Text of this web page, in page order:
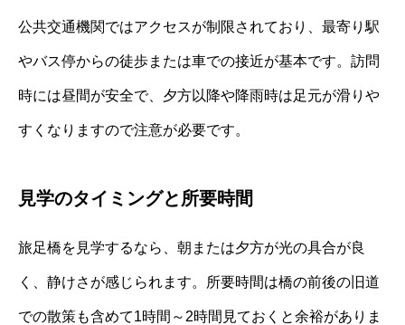
公共交通機関ではアクセスが制限されており、最寄り駅
やバス停からの徒歩または車での接近が基本です。訪問
時には昼間が安全で、夕方以降や降雨時は足元が滑りや
すくなりますので注意が必要です。
見学のタイミングと所要時間
旅足橋を見学するなら、朝または夕方が光の具合が良
く、静けさが感じられます。所要時間は橋の前後の旧道
での散策も含めて1時間～2時間見ておくと余裕がありま